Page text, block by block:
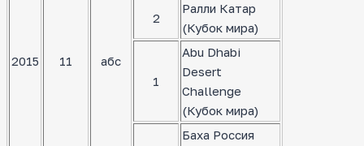
2015 11 абс
2
Ралли Катар
(Кубок мира)
1
Abu Dhabi
Desert
Challenge
(Кубок мира)
Баха Россия